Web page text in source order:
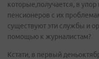
которые,получается, в упор
пенсионеров с их
существуют эти службы и
помощью к журналистам?
Кстати, в первый